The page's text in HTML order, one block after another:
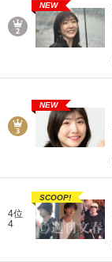
NEW
NEW
4位
4
SCOOP!